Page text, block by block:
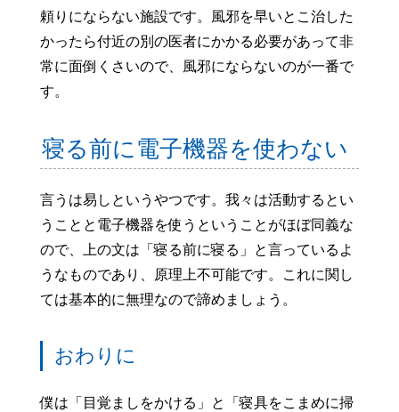
頼りにならない施設です。風邪を早いとこ治した
かったら付近の別の医者にかかる必要があって非
常に面倒くさいので、風邪にならないのが一番で
す。
寝る前に電子機器を使わない
言うは易しというやつです。我々は活動するとい
うことと電子機器を使うということがほぼ同義な
ので、上の文は「寝る前に寝る」と言っているよ
うなものであり、原理上不可能です。これに関し
ては基本的に無理なので諦めましょう。
おわりに
僕は「目覚ましをかける」と「寝具をこまめに掃